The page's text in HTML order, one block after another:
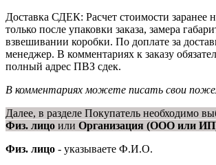
Доставка СДЕК: Расчет стоимости заранее
только после упаковки заказа, замера
взвешивании коробки. По доплате за
менеджер. В комментариях к заказу
полный адрес ПВЗ сдек.
В комментариях можете писать свои
Далее, в разделе Покупатель необходимо
Физ. лицо или Организация (ООО или
Физ. лицо - указываете Ф.И.О.